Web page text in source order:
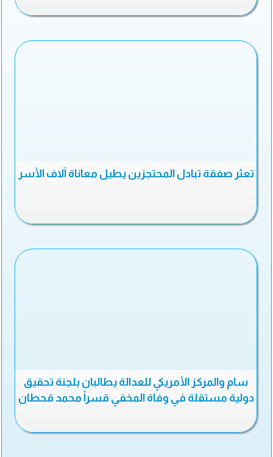
تعثر صفقة تبادل المحتجزين يطيل معاناة آلاف الأسر
سام والمركز الأمريكي للعدالة يطالبان بلجنة تحقيق
دولية مستقلة في وفاة المخفي قسراً محمد قحطان